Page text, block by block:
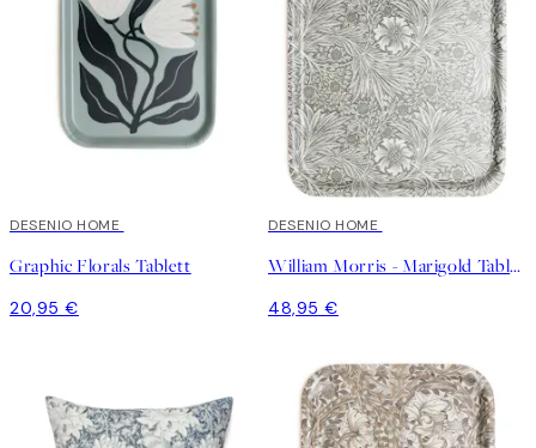
DESENIO HOME
Graphic Florals Tablett
20,95 €
DESENIO HOME
William Morris - Marigold Tablett
48,95 €